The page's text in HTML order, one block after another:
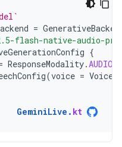
=
flash-native-audio-
{
ResponseModality.AUDIO
(voice = Voice
GeminiLive . kt